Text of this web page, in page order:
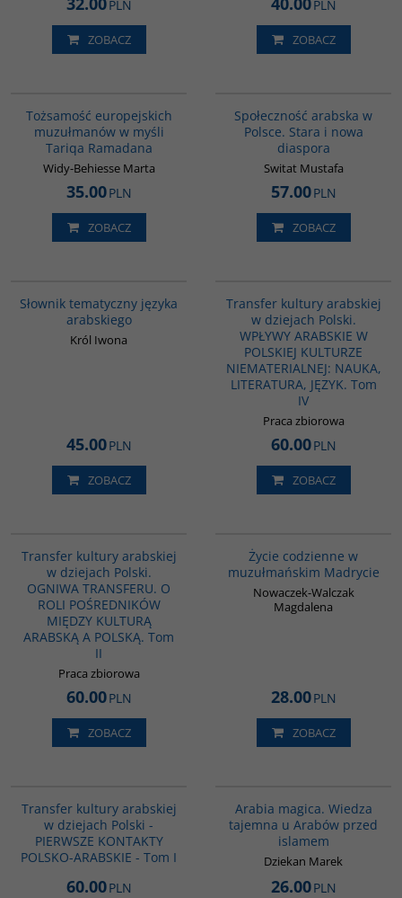
PLN
ZOBACZ
PLN
ZOBACZ
Tożsamość europejskich
muzułmanów w myśli
Tariqa Ramadana
Widy-Behiesse Marta
35.00PLN
ZOBACZ
Społeczność arabska w
Polsce. Stara i nowa
diaspora
Switat Mustafa
57.00PLN
ZOBACZ
Słownik tematyczny języka
arabskiego
Król Iwona
45.00PLN
ZOBACZ
Transfer kultury arabskiej
w dziejach Polski.
WPŁYWY ARABSKIE W
POLSKIEJ KULTURZE
NIEMATERIALNEJ: NAUKA,
LITERATURA, JĘZYK. Tom
IV
Praca zbiorowa
60.00PLN
ZOBACZ
Transfer kultury arabskiej
w dziejach Polski.
OGNIWA TRANSFERU. O
ROLI POŚREDNIKÓW
MIĘDZY KULTURĄ
ARABSKĄ A POLSKĄ. Tom
II
Praca zbiorowa
60.00PLN
ZOBACZ
Życie codzienne w
muzułmańskim Madrycie
Nowaczek-Walczak
Magdalena
28.00PLN
ZOBACZ
Transfer kultury arabskiej
w dziejach Polski -
PIERWSZE KONTAKTY
POLSKO-ARABSKIE - Tom I
60.00PLN
Arabia magica. Wiedza
tajemna u Arabów przed
islamem
Dziekan Marek
26.00PLN